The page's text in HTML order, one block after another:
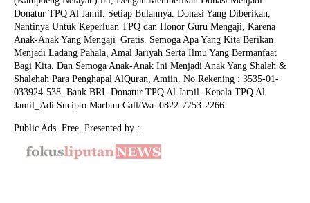
Donatur TPQ Al Jamil. Setiap Bulannya. Donasi Yang Diberikan,
Nantinya Untuk Keperluan TPQ dan Honor Guru Mengaji, Karena
Anak-Anak Yang Mengaji_Gratis. Semoga Apa Yang Kita Berikan
Menjadi Ladang Pahala, Amal Jariyah Serta Ilmu Yang Bermanfaat
Bagi Kita. Dan Semoga Anak-Anak Ini Menjadi Anak Yang Shaleh &
Shalehah Para Penghapal AlQuran, Amiin. No Rekening : 3535-01-
033924-538. Bank BRI. Donatur TPQ Al Jamil. Kepala TPQ Al
Jamil_Adi Sucipto Marbun Call/Wa: 0822-7753-2266.
Public Ads. Free. Presented by :